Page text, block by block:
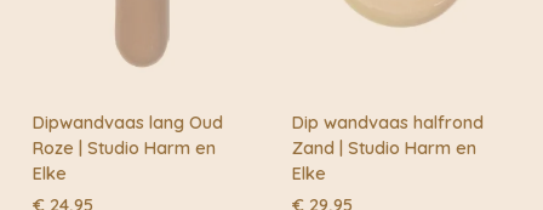
Dipwandvaas lang Oud
Roze | Studio Harm en
Elke
€ 24,95
Dip wandvaas halfrond
Zand | Studio Harm en
Elke
€ 29,95